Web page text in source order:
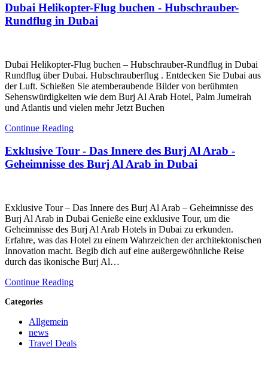
Dubai Helikopter-Flug buchen - Hubschrauber-
Rundflug in Dubai
Dubai Helikopter-Flug buchen – Hubschrauber-Rundflug in Dubai
Rundflug über Dubai. Hubschrauberflug . Entdecken Sie Dubai aus
der Luft. Schießen Sie atemberaubende Bilder von berühmten
Sehenswürdigkeiten wie dem Burj Al Arab Hotel, Palm Jumeirah
und Atlantis und vielen mehr Jetzt Buchen
Continue Reading
Exklusive Tour - Das Innere des Burj Al Arab -
Geheimnisse des Burj Al Arab in Dubai
Exklusive Tour – Das Innere des Burj Al Arab – Geheimnisse des
Burj Al Arab in Dubai Genieße eine exklusive Tour, um die
Geheimnisse des Burj Al Arab Hotels in Dubai zu erkunden.
Erfahre, was das Hotel zu einem Wahrzeichen der architektonischen
Innovation macht. Begib dich auf eine außergewöhnliche Reise
durch das ikonische Burj Al…
Continue Reading
Categories
Allgemein
news
Travel Deals